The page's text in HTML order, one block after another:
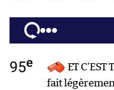
95e
ET C’EST
fait